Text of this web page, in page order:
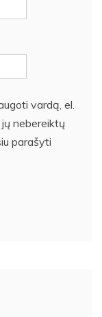
vardą, el.
nebereiktų
parašyti